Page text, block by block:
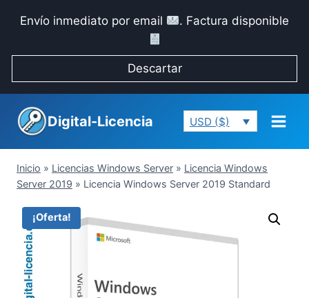
Envío inmediato por email . Factura disponible
Descartar
Digital-Licencia USD ($)
Inicio » Licencias Windows Server » Licencia Windows
Server 2019 » Licencia Windows Server 2019 Standard
¡Oferta!